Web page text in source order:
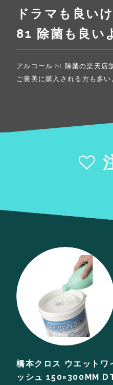
ドラマも良い
81 除菌も良い
アルコール 81 除菌の楽天店
ご褒美に購入される方も多い
橋本クロス ウエットワ
ッシュ 150×300MM